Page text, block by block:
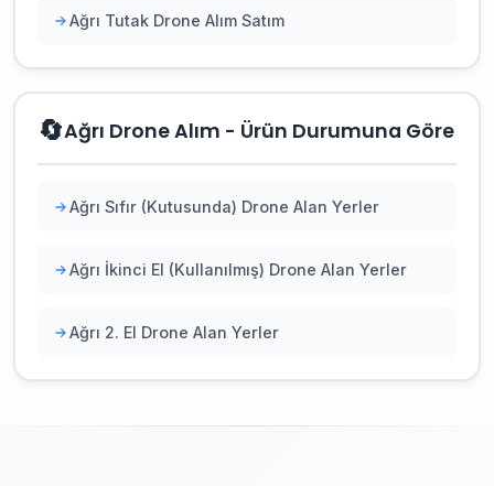
Ağrı Tutak Drone Alım Satım
🔄Ağrı Drone Alım - Ürün Durumuna Göre
Ağrı Sıfır (Kutusunda) Drone Alan Yerler
Ağrı İkinci El (Kullanılmış) Drone Alan Yerler
Ağrı 2. El Drone Alan Yerler